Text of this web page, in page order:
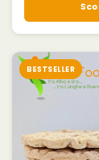
BESTSELLER